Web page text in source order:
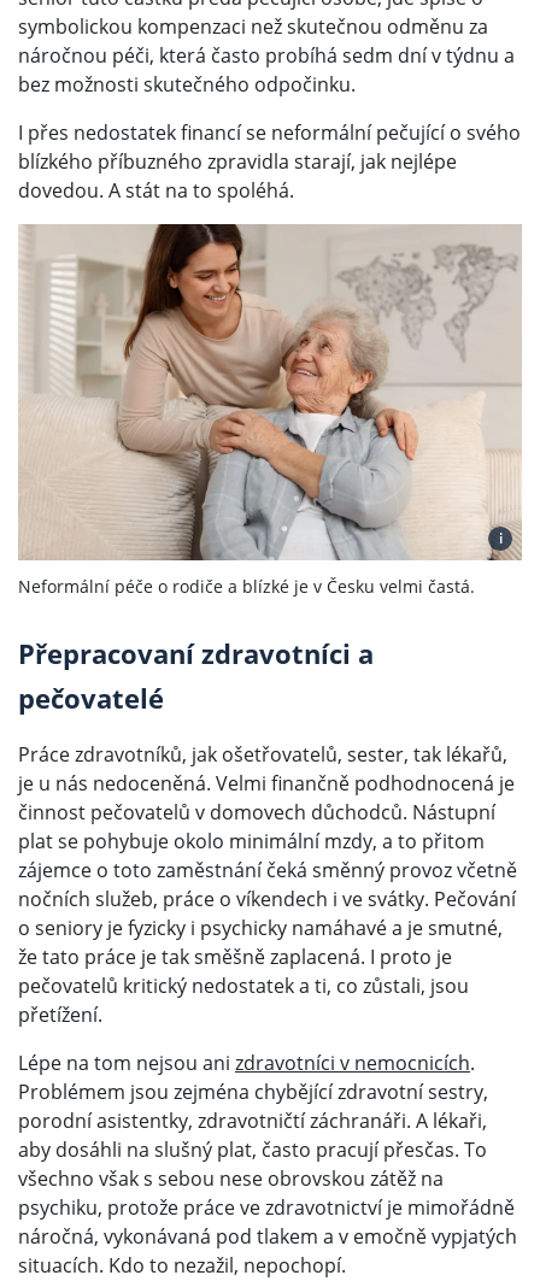
symbolickou kompenzaci než skutečnou odměnu za
náročnou péči, která často probíhá sedm dní v týdnu a
bez možnosti skutečného odpočinku.
I přes nedostatek financí se neformální pečující o svého
blízkého příbuzného zpravidla starají, jak nejlépe
dovedou. A stát na to spoléhá.
i
Neformální péče o rodiče a blízké je v Česku velmi častá.
Přepracovaní zdravotníci a
pečovatelé
Práce zdravotníků, jak ošetřovatelů, sester, tak lékařů,
je u nás nedoceněná. Velmi finančně podhodnocená je
činnost pečovatelů v domovech důchodců. Nástupní
plat se pohybuje okolo minimální mzdy, a to přitom
zájemce o toto zaměstnání čeká směnný provoz včetně
nočních služeb, práce o víkendech i ve svátky. Pečování
o seniory je fyzicky i psychicky namáhavé a je smutné,
že tato práce je tak směšně zaplacená. I proto je
pečovatelů kritický nedostatek a ti, co zůstali, jsou
přetížení.
Lépe na tom nejsou ani zdravotníci v nemocnicích.
Problémem jsou zejména chybějící zdravotní sestry,
porodní asistentky, zdravotničtí záchranáři. A lékaři,
aby dosáhli na slušný plat, často pracují přesčas. To
všechno však s sebou nese obrovskou zátěž na
psychiku, protože práce ve zdravotnictví je mimořádně
náročná, vykonávaná pod tlakem a v emočně vypjatých
situacích. Kdo to nezažil, nepochopí.